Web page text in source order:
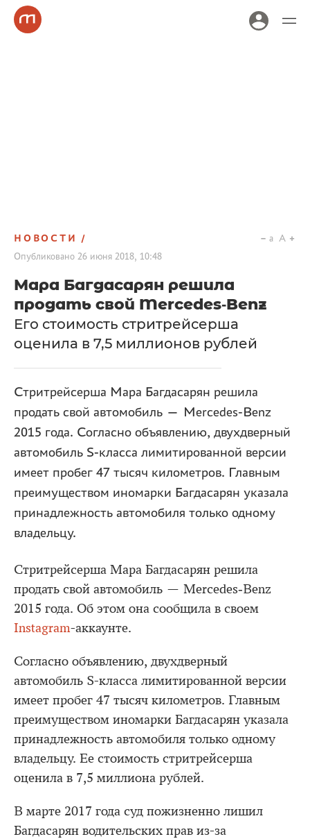
НОВОСТИ
Опубликовано 26 июня 2018, 10:48
a A
Мара Багдасарян решила
продать свой Mercedes‐Benz
Его стоимость стритрейсерша
оценила в 7,5 миллионов рублей
Стритрейсерша Мара Багдасарян решила
продать свой автомобиль — Mercedes‐Benz
2015 года. Согласно объявлению, двухдверный
автомобиль S-класса лимитированной версии
имеет пробег 47 тысяч километров. Главным
преимуществом иномарки Багдасарян указала
принадлежность автомобиля только одному
владельцу.
Стритрейсерша Мара Багдасарян решила
продать свой автомобиль — Mercedes‐Benz
2015 года. Об этом она сообщила в своем
Instagram-аккаунте.
Согласно объявлению, двухдверный
автомобиль S-класса лимитированной версии
имеет пробег 47 тысяч километров. Главным
преимуществом иномарки Багдасарян указала
принадлежность автомобиля только одному
владельцу. Ее стоимость стритрейсерша
оценила в 7,5 миллиона рублей.
В марте 2017 года суд пожизненно лишил
Багдасарян водительских прав из-за